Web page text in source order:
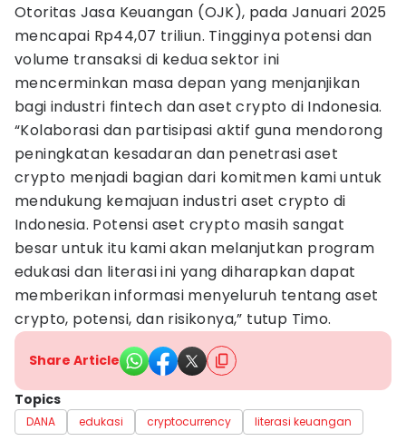
Otoritas Jasa Keuangan (OJK), pada Januari 2025
mencapai Rp44,07 triliun. Tingginya potensi dan
volume transaksi di kedua sektor ini
mencerminkan masa depan yang menjanjikan
bagi industri fintech dan aset crypto di Indonesia.
“Kolaborasi dan partisipasi aktif guna mendorong
peningkatan kesadaran dan penetrasi aset
crypto menjadi bagian dari komitmen kami untuk
mendukung kemajuan industri aset crypto di
Indonesia. Potensi aset crypto masih sangat
besar untuk itu kami akan melanjutkan program
edukasi dan literasi ini yang diharapkan dapat
memberikan informasi menyeluruh tentang aset
crypto, potensi, dan risikonya,” tutup Timo.
Share Article
Topics
DANA edukasi cryptocurrency literasi keuangan